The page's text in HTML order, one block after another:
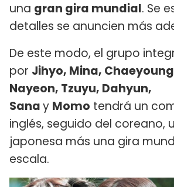
una gran gira mundial. Se
detalles se anuncien más
De este modo, el grupo
por Jihyo, Mina,
Nayeon, Tzuyu, Dahyun,
Sanay Momo tendrá un
inglés, seguido del coreano,
japonesa más una gira
escala.